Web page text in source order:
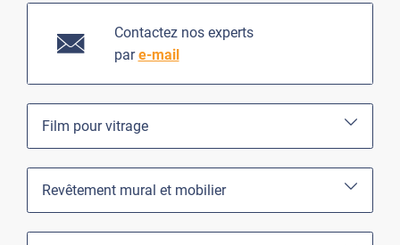
Contactez nos experts
pare-mail
Film pour vitrage
Revêtement mural et mobilier